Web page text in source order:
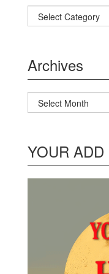
Categories
Archives
Archives
YOUR ADD